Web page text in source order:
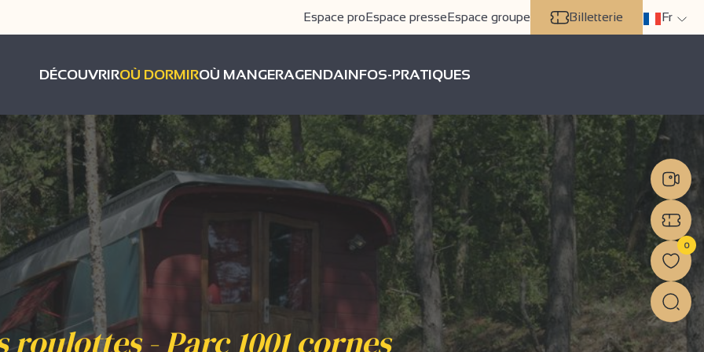
Espace proEspace presseEspace groupe Billetterie Fr
DÉCOUVRIROÙ DORMIROÙ MANGERAGENDAINFOS-PRATIQUES
roulottes - Parc 1001 cornes
0